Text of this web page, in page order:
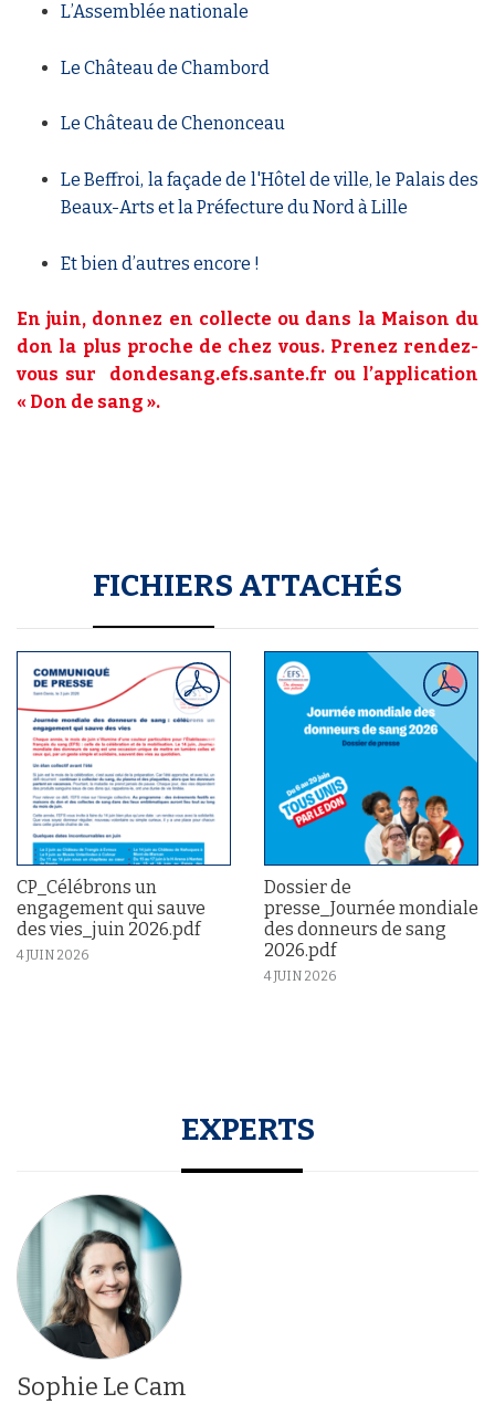
L’Assemblée nationale
Le Château de Chambord
Le Château de Chenonceau
Le Beffroi, la façade de l'Hôtel de ville, le Palais des
Beaux-Arts et la Préfecture du Nord à Lille
Et bien d’autres encore !
En juin, donnez en collecte ou dans la Maison du
don la plus proche de chez vous. Prenez rendez-
vous sur
dondesang.efs.sante.fr ou l’application
« Don de sang ».
FICHIERS ATTACHÉS
CP_Célébrons un
engagement qui sauve
des vies_juin 2026.pdf
4 JUIN 2026
Dossier de
presse_Journée mondiale
des donneurs de sang
2026.pdf
4 JUIN 2026
EXPERTS
Sophie Le Cam